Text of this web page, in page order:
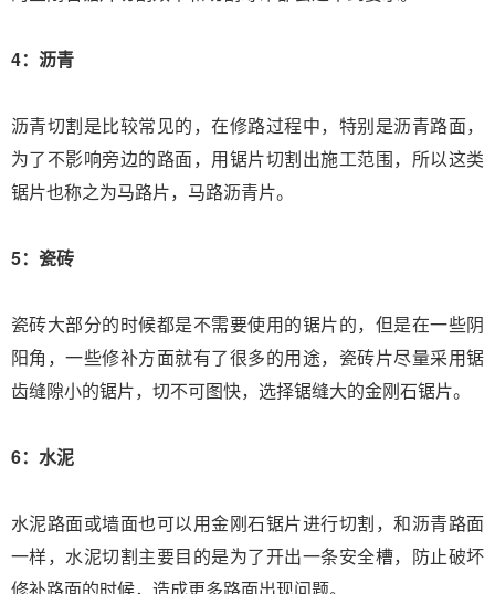
4：沥青
沥青切割是比较常见的，在修路过程中，特别是沥青路面，
为了不影响旁边的路面，用锯片切割出施工范围，所以这类
锯片也称之为马路片，马路沥青片。
5：瓷砖
瓷砖大部分的时候都是不需要使用的锯片的，但是在一些阴
阳角，一些修补方面就有了很多的用途，瓷砖片尽量采用锯
齿缝隙小的锯片，切不可图快，选择锯缝大的金刚石锯片。
6：水泥
水泥路面或墙面也可以用金刚石锯片进行切割，和沥青路面
一样，水泥切割主要目的是为了开出一条安全槽，防止破坏
修补路面的时候，造成更多路面出现问题。